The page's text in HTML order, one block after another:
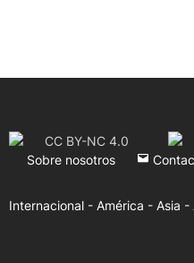
CC BY-NC 4.0
Sobre nosotros
Internacional - América - Asia -